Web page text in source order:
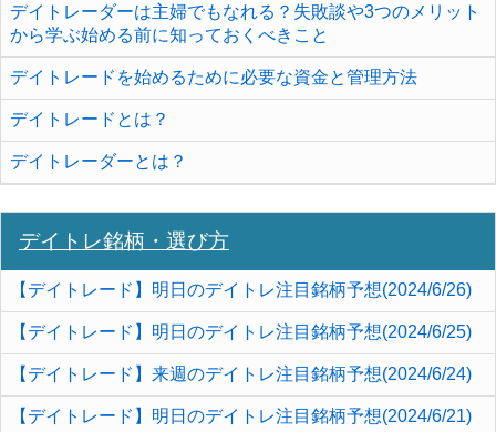
デイトレーダーは主婦でもなれる？失敗談や3つのメリット
から学ぶ始める前に知っておくべきこと
デイトレードを始めるために必要な資金と管理方法
デイトレードとは？
デイトレーダーとは？
デイトレ銘柄・選び方
【デイトレード】明日のデイトレ注目銘柄予想(2024/6/26)
【デイトレード】明日のデイトレ注目銘柄予想(2024/6/25)
【デイトレード】来週のデイトレ注目銘柄予想(2024/6/24)
【デイトレード】明日のデイトレ注目銘柄予想(2024/6/21)